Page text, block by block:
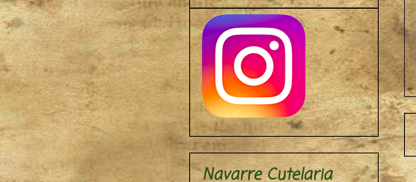
Navarre Cutelaria